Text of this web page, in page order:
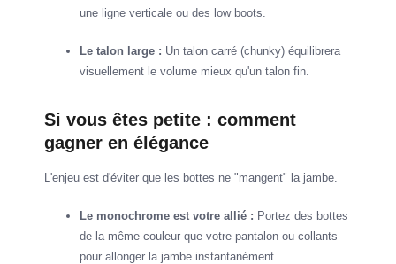
une ligne verticale ou des low boots.
Le talon large : Un talon carré (chunky) équilibrera
visuellement le volume mieux qu'un talon fin.
Si vous êtes petite : comment
gagner en élégance
L'enjeu est d'éviter que les bottes ne "mangent" la jambe.
Le monochrome est votre allié : Portez des bottes
de la même couleur que votre pantalon ou collants
pour allonger la jambe instantanément.